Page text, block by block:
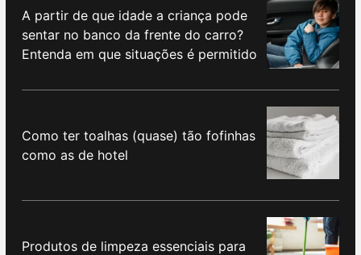
A partir de que idade a criança pode
sentar no banco da frente do carro?
Entenda em que situações é permitido
Como ter toalhas (quase) tão fofinhas
como as de hotel
Produtos de limpeza essenciais para